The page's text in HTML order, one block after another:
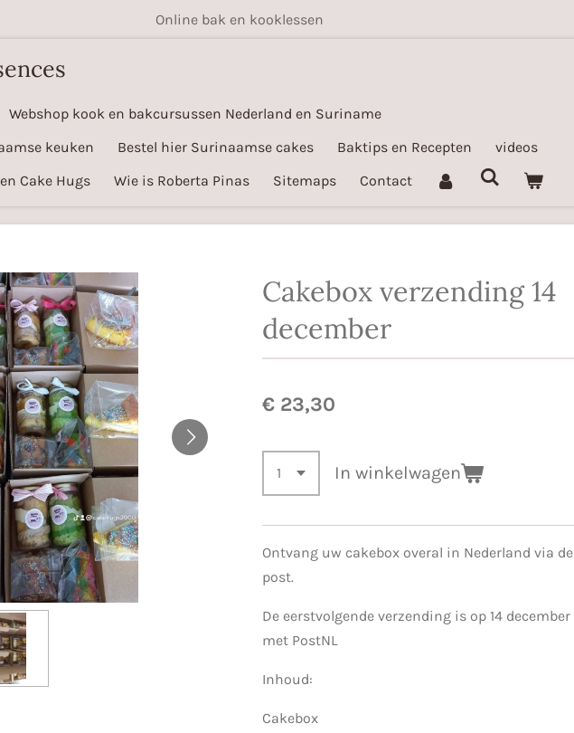
Online bak en kooklessen
Webshop kook en bakcursussen Nederland en Suriname
keuken
Bestel hier Surinaamse cakes Baktips en Recepten
videos
Cake Hugs
Wie is Roberta Pinas Sitemaps Contact
Cakebox verzending 14
december
€ 23,30
In winkelwagen
Ontvang uw cakebox overal in Nederland via de
post.
De eerstvolgende verzending is op 14 december
met PostNL
Inhoud:
Cakebox